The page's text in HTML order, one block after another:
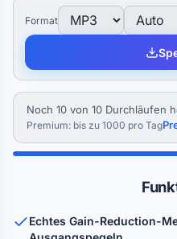
Format
Noch 10 von 10 Durchläufen
Premium: bis zu 1000 pro Tag
Echtes Gain-Reduction-